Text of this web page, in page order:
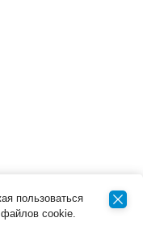
пользоваться
файлов cookie.